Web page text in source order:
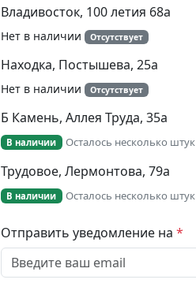
Владивосток, 100 летия 68а
Нет в наличии Отсутствует
Находка, Постышева, 25а
Нет в наличии Отсутствует
Б Камень, Аллея Труда, 35а
В наличии Осталось несколько штук
Трудовое, Лермонтова, 79а
В наличии Осталось несколько штук
Отправить уведомление на